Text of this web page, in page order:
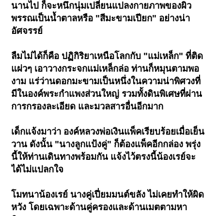
นานไป ก็จะหนึกนุ่มเปลี่ยนแปลงกายภาพของผิว
พรรณเป็นน้ำตาลหรือ "สีมะขามเปียก" อย่างน่า
อัศจรรย์
ลืมไม่ได้ก็คือ ปฏิกิริยาเหนือโลกกับ "แม่เหล็ก" ที่ติด
แผ่วๆ เอาวางกระจกแม่เหล็กล่อ ท่านก็หมุนตามพอ
งาม แร่ว่านดอกมะขามเป็นหนึ่งในความน่าพิศวงที่
มีในองค์พระกำแพงส่วนใหญ่ รวมทั้งดินพิเศษที่ผ่าน
การกรองละเอียด และมวลสารอื่นอีกมาก
เด็กแจ้งมาว่า องค์หลวงพ่อเงินแพ็คเรียบร้อยเมื่อเย็น
วาน ดังนั้น "นางลูกแป้งคู่" ก็ต้องแพ็คอีกกล่อง พรุ่ง
นี้ให้ท่านเดินทางพร้อมกัน แจ้งไว้ตรงนี้น้องเรย์จะ
ได้ไม่แปลกใจ
โมทนาน้องเรย์ นางคู่เปี่ยมมนต์ขลัง ไม่เคยทำให้ผิด
หวัง โดยเฉพาะด้านคู่ครองและด้านเมตตามหา